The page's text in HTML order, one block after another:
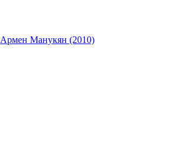
Армен Манукян (2010)